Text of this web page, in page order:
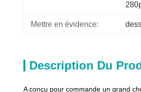
Mettre en évidence:
Description Du
A conçu pour commande un grand